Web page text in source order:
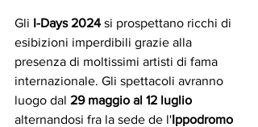
Gli I-Days 2024 si prospettano ricchi di
esibizioni imperdibili grazie alla
presenza di moltissimi artisti di fama
internazionale. Gli spettacoli avranno
luogo dal 29 maggio al 12 luglio
alternandosi fra la sede de l'Ippodromo